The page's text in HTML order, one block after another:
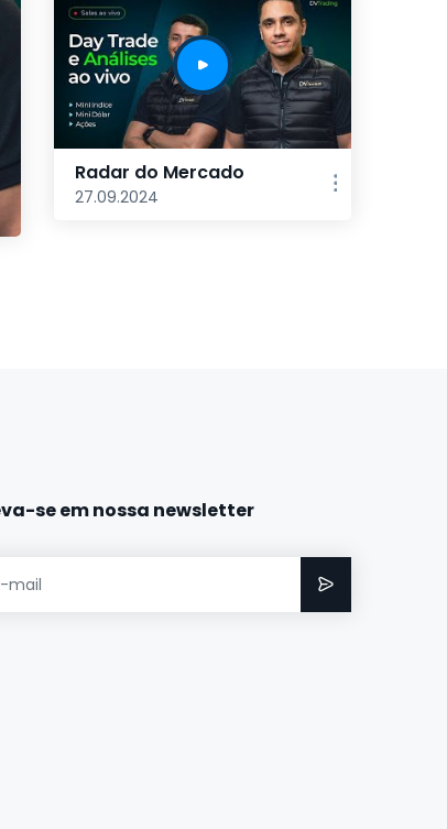
Radar do Mercado
27.09.2024
se em nossa newsletter